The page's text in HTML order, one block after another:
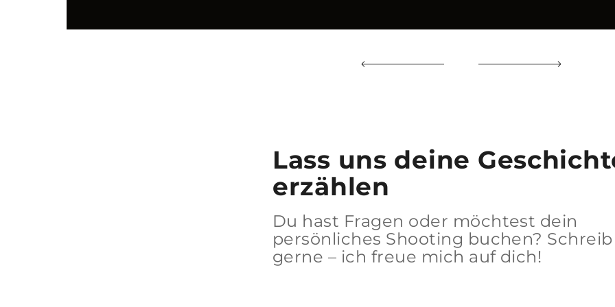
Lass uns deine
erzählen
Du hast Fragen oder möchtest dein
persönliches Shooting buchen?
gerne – ich freue mich auf dich!